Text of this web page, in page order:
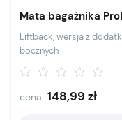
Mata bagażnika
Liftback, wersja z
bocznych
cena: 148,99 zł